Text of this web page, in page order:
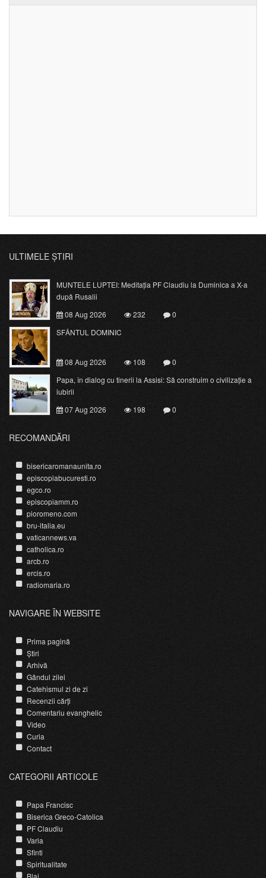
ULTIMELE ȘTIRI
MUNTELE LUPTEI: Meditația PF Claudiu la Duminica a X-a
după Rusalii
08 Aug 2026
232
0
SFÂNTUL DOMINIC
08 Aug 2026 108
0
Papa, în dialog cu tinerii la Assisi: Să construim o civilizație a
iubirii
07 Aug 2026
198 0
RECOMANDĂRI
bisericaromanaunita.ro
episcopiabucuresti.ro
egco.ro
episcopiamm.ro
pioromeno.com
bru-italia.eu
vaticannews.va
catholica.ro
arcb.ro
ercis.ro
radiomaria.ro
NAVIGARE ÎN WEBSITE
Prima pagină
Știri
Arhivă
Gândul zilei
Catehismul zi de zi
Recenzii cărți
Comentariu evanghelic
Video
Curia
Contact
CATEGORII ARTICOLE
Papa Francisc
Biserica Greco-Catolica
PF Claudiu
Varia
Sfinti
Spiritualitate